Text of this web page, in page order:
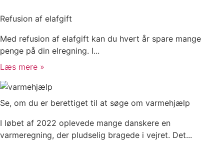
Refusion af elafgift
Med refusion af elafgift kan du hvert år spare mange
penge på din elregning. I...
Læs mere »
Se, om du er berettiget til at søge om varmehjælp
I løbet af 2022 oplevede mange danskere en
varmeregning, der pludselig bragede i vejret. Det...